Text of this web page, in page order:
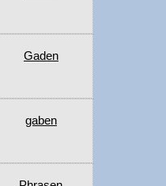
Gaden
gaben